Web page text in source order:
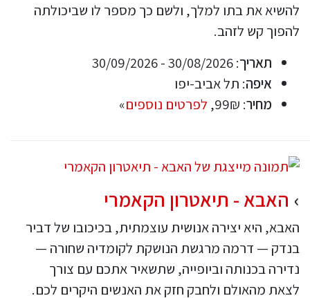
להשיא את בתו למלך, ולשם כך מספר לו שביכולתה
להפוך קש לזהב.
תאריך: 30/08/2026 - 30/09/2026
איפה: תל אביב-יפו
מחיר: 99₪, לפרטים נוספים»
האבא - תיאטרון הקאמרי
האבא, היא יצירה אנושית עוצמתית, בכיכובו של דביר
בנדק — דרמה מרגשת הנושקת לקומדיה שחורה —
נדירה בכנותה וביופייה, שתשאיר אתכם עם צורך
לצאת מהאולם ולחבק חזק את האנשים היקרים לכם.